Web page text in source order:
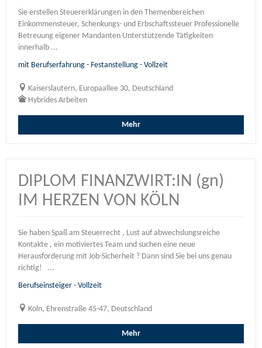
Sie erstellen Steuererklärungen in den Themenbereichen
Einkommensteuer, Schenkungs- und Erbschaftssteuer Professionelle
Betreuung eigener Mandanten Unterstützende Tätigkeiten
innerhalb ...
mit Berufserfahrung - Festanstellung - Vollzeit
Kaiserslautern, Europaallee 30, Deutschland
Hybrides Arbeiten
Mehr
DIPLOM FINANZWIRT:IN (gn)
IM HERZEN VON KÖLN
Sie haben Spaß am Steuerrecht , Lust auf abwechslungsreiche
Kontakte , ein motiviertes Team und suchen eine neue
Herausforderung mit Job-Sicherheit ? Dann sind Sie bei uns genau
richtig! ...
Berufseinsteiger - Vollzeit
Köln, Ehrenstraße 45-47, Deutschland
Mehr